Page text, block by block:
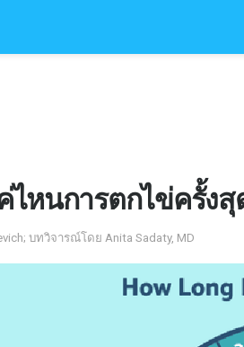
หนการตกไข่ครั้งสุ
บทวิจารณ์โดย Anita Sadaty, MD